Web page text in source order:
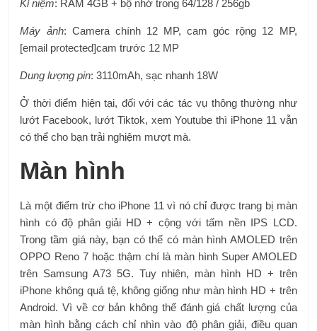
Kỉ niệm: RAM 4GB + bộ nhớ trong 64/128 / 256gb
Máy ảnh: Camera chính 12 MP, cam góc rộng 12 MP,
[email protected]cam trước 12 MP
Dung lượng pin: 3110mAh, sạc nhanh 18W
Ở thời điểm hiện tại, đối với các tác vụ thông thường như
lướt Facebook, lướt Tiktok, xem Youtube thì iPhone 11 vẫn
có thể cho bạn trải nghiệm mượt mà.
Màn hình
Là một điểm trừ cho iPhone 11 vì nó chỉ được trang bị màn
hình có độ phân giải HD + cộng với tấm nền IPS LCD.
Trong tầm giá này, bạn có thể có màn hình AMOLED trên
OPPO Reno 7 hoặc thậm chí là màn hình Super AMOLED
trên Samsung A73 5G. Tuy nhiên, màn hình HD + trên
iPhone không quá tệ, không giống như màn hình HD + trên
Android. Vì về cơ bản không thể đánh giá chất lượng của
màn hình bằng cách chỉ nhìn vào độ phân giải, điều quan